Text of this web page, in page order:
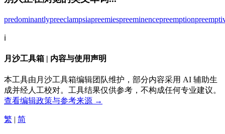
predominantlypreeclampsiapreemiespreeminencepreemption
ℹ️
月沙工具箱 | 内容与使用声明
本工具由月沙工具箱编辑团队维护，部分内容采用 AI 辅助生
成并经人工校对。工具结果仅供参考，不构成任何专业建议。
查看编辑政策与参考来源 →
繁 | 简